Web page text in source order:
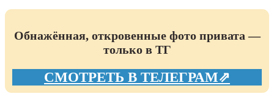
Обнажённая, откровенные фото привата —
только в ТГ
СМОТРЕТЬ В ТЕЛЕГРАМ⇗